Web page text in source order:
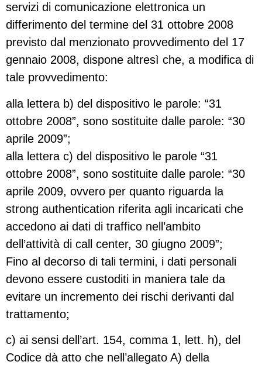
servizi di comunicazione elettronica un
differimento del termine del 31 ottobre 2008
previsto dal menzionato provvedimento del 17
gennaio 2008, dispone altresì che, a modifica di
tale provvedimento:
alla lettera b) del dispositivo le parole: “31
ottobre 2008”, sono sostituite dalle parole: “30
aprile 2009”;
alla lettera c) del dispositivo le parole “31
ottobre 2008”, sono sostituite dalle parole: “30
aprile 2009, ovvero per quanto riguarda la
strong authentication riferita agli incaricati che
accedono ai dati di traffico nell’ambito
dell’attività di call center, 30 giugno 2009”;
Fino al decorso di tali termini, i dati personali
devono essere custoditi in maniera tale da
evitare un incremento dei rischi derivanti dal
trattamento;
c) ai sensi dell’art. 154, comma 1, lett. h), del
Codice dà atto che nell’allegato A) della